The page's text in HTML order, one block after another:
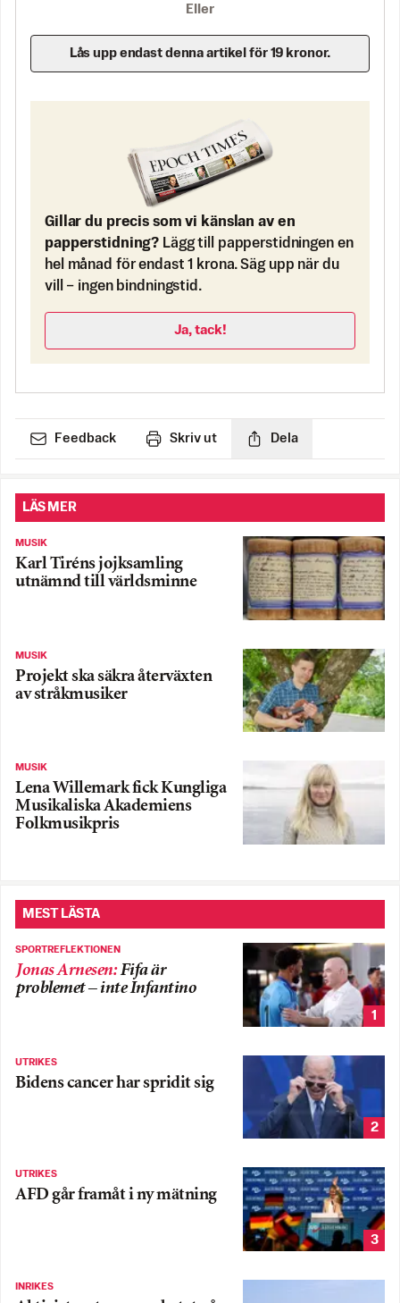
Eller
Lås upp endast denna artikel för 19 kronor.
Gillar du precis som vi känslan av en
papperstidning? Lägg till papperstidningen en
hel månad för endast 1 krona. Säg upp när du
vill – ingen bindningstid.
Ja, tack!
Feedback Skriv ut Dela
LÄS MER
MUSIK
Karl Tiréns jojksamling
utnämnd till världsminne
MUSIK
Projekt ska säkra återväxten
av stråkmusiker
MUSIK
Lena Willemark fick Kungliga
Musikaliska Akademiens
Folkmusikpris
MEST LÄSTA
SPORTREFLEKTIONEN
Jonas Arnesen:Fifa är
problemet – inte Infantino
1
UTRIKES
Bidens cancer har spridit sig
2
UTRIKES
AFD går framåt i ny mätning
3
INRIKES